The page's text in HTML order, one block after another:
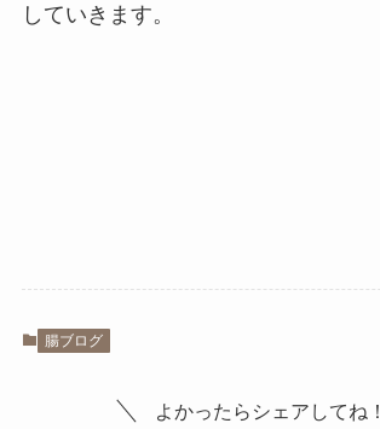
していきます。
腸ブログ
よかったらシェアしてね！